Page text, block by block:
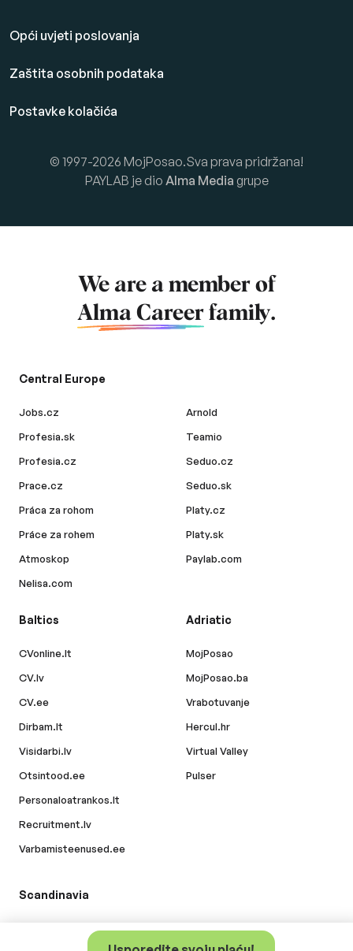
Opći uvjeti poslovanja
Zaštita osobnih podataka
Postavke kolačića
© 1997-2026 MojPosao.Sva prava pridržana!
PAYLAB je dio Alma Media grupe
We are a member of
Alma Career family.
Central Europe
Jobs.cz
Profesia.sk
Profesia.cz
Prace.cz
Práca za rohom
Práce za rohem
Atmoskop
Nelisa.com
Arnold
Teamio
Seduo.cz
Seduo.sk
Platy.cz
Platy.sk
Paylab.com
Baltics
CVonline.lt
CV.lv
CV.ee
Dirbam.lt
Visidarbi.lv
Otsintood.ee
Personaloatrankos.lt
Recruitment.lv
Varbamisteenused.ee
Adriatic
MojPosao
MojPosao.ba
Vrabotuvanje
Hercul.hr
Virtual Valley
Pulser
Scandinavia